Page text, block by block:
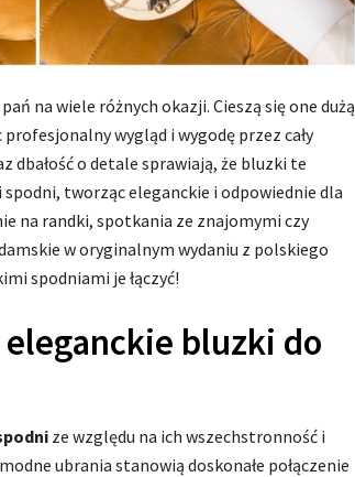
na wiele różnych okazji. Cieszą się one dużą
wygląd i wygodę przez cały
dbałość o detale sprawiają, że bluzki te
tworząc eleganckie i odpowiednie dla
na randki, spotkania ze znajomymi czy
w oryginalnym wydaniu z polskiego
spodniami je łączyć!
bluzki do
ze względu na ich wszechstronność i
ubrania stanowią doskonałe połączenie